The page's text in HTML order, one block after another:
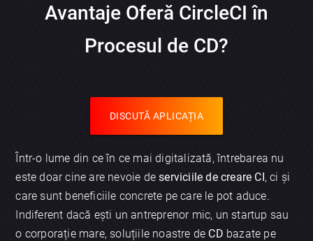
Avantaje Oferă CircleCI în
Procesul de CD?
DISCUTĂ APLICAȚIA
Într-o lume din ce în ce mai digitalizată, întrebarea nu
este doar cine are nevoie deserviciile de creare CI, ci și
care sunt beneficiile concrete pe care le pot aduce.
Indiferent dacă ești un antreprenor mic, un startup sau
o corporație mare, soluțiile noastre de CD bazate pe